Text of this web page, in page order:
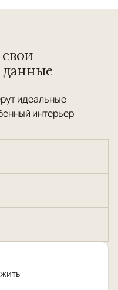
данные
идеальные
интерьер